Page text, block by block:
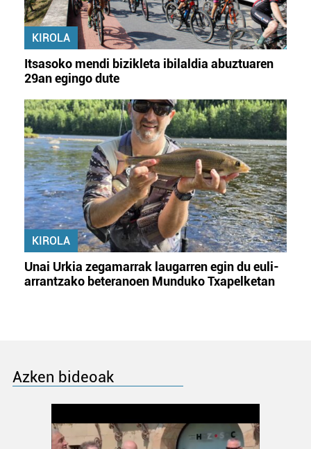
KIROLA
Itsasoko mendi bizikleta ibilaldia abuztuaren
29an egingo dute
KIROLA
Unai Urkia zegamarrak laugarren egin du euli-
arrantzako beteranoen Munduko Txapelketan
Azken bideoak